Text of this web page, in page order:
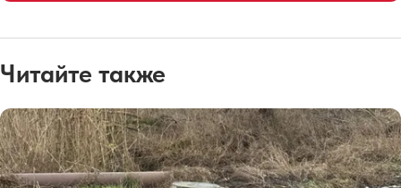
Читайте также